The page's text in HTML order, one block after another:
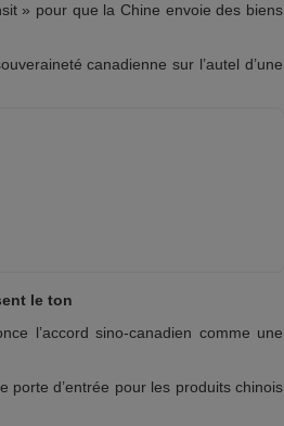
» pour que la Chine envoie des biens
canadienne sur l’autel d’une
le ton
l’accord sino-canadien comme une
porte d’entrée pour les produits chinois